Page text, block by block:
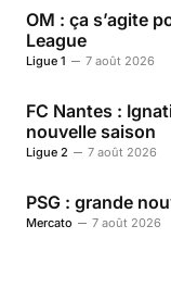
OM : ça s’agite
League
Ligue 1 7 août 2026
FC Nantes :
nouvelle saison
Ligue 2 7 août 2026
PSG : grande
Mercato 7 août 2026